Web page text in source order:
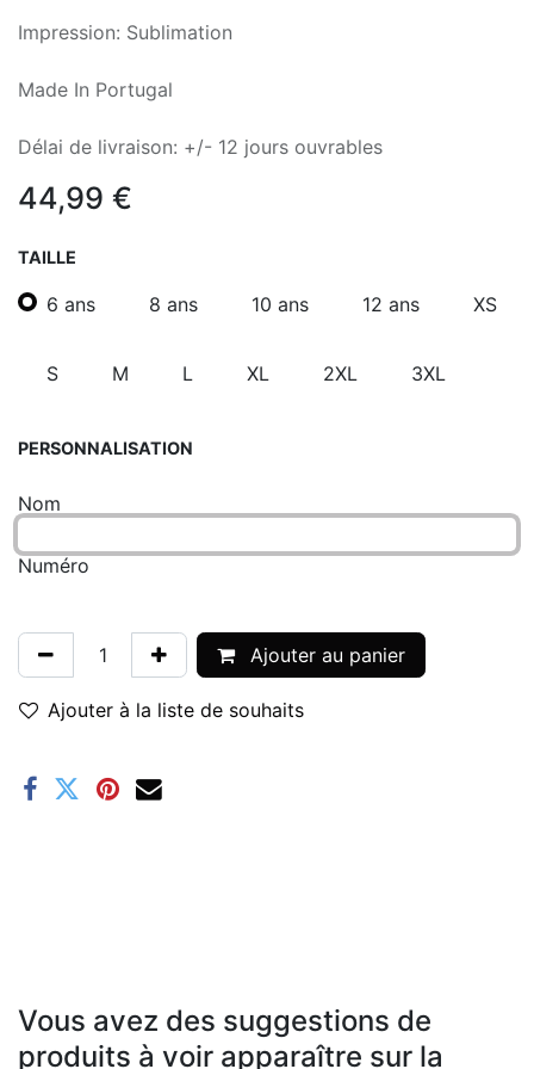
Impression: Sublimation
Made In Portugal
Délai de livraison: +/- 12 jours ouvrables
44,99 €
TAILLE
6 ans 8 ans 10 ans 12 ans XS
S M L XL 2XL 3XL
PERSONNALISATION
Nom
Numéro
Ajouter au panier
Ajouter à la liste de souhaits
Vous avez des suggestions de
produits à voir apparaître sur la